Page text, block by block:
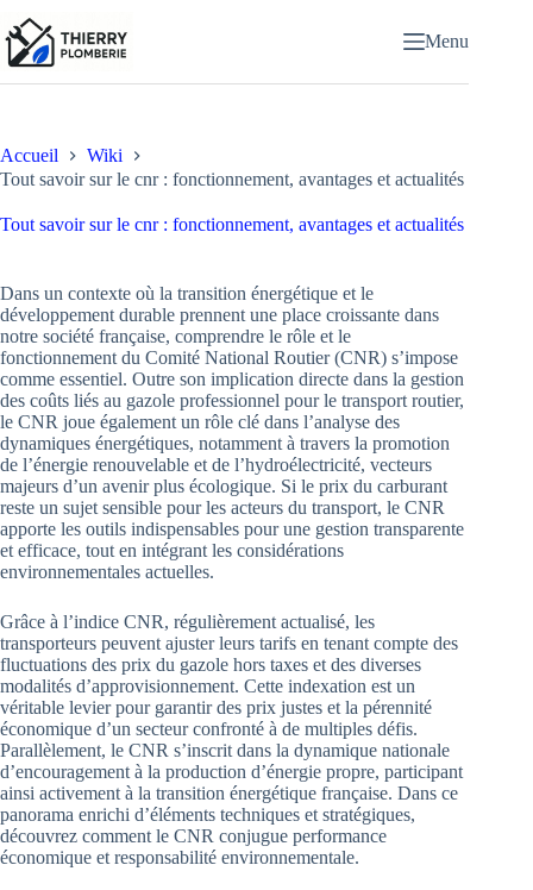
au
contenu
Menu
Accueil
Wiki
Tout savoir sur le cnr : fonctionnement, avantages et actualités
Tout savoir sur le cnr : fonctionnement, avantages et actualités
Dans un contexte où la transition énergétique et le
développement durable prennent une place croissante dans
notre société française, comprendre le rôle et le
fonctionnement du Comité National Routier (CNR) s’impose
comme essentiel. Outre son implication directe dans la gestion
des coûts liés au gazole professionnel pour le transport routier,
le CNR joue également un rôle clé dans l’analyse des
dynamiques énergétiques, notamment à travers la promotion
de l’énergie renouvelable et de l’hydroélectricité, vecteurs
majeurs d’un avenir plus écologique. Si le prix du carburant
reste un sujet sensible pour les acteurs du transport, le CNR
apporte les outils indispensables pour une gestion transparente
et efficace, tout en intégrant les considérations
environnementales actuelles.
Grâce à l’indice CNR, régulièrement actualisé, les
transporteurs peuvent ajuster leurs tarifs en tenant compte des
fluctuations des prix du gazole hors taxes et des diverses
modalités d’approvisionnement. Cette indexation est un
véritable levier pour garantir des prix justes et la pérennité
économique d’un secteur confronté à de multiples défis.
Parallèlement, le CNR s’inscrit dans la dynamique nationale
d’encouragement à la production d’énergie propre, participant
ainsi activement à la transition énergétique française. Dans ce
panorama enrichi d’éléments techniques et stratégiques,
découvrez comment le CNR conjugue performance
économique et responsabilité environnementale.